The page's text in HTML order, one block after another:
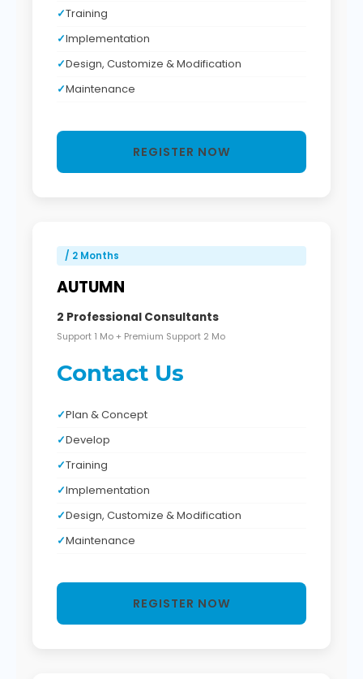
Training
Implementation
Design, Customize & Modification
Maintenance
REGISTER NOW
/ 2 Months
AUTUMN
2 Professional Consultants
Support 1 Mo + Premium Support 2 Mo
Contact Us
Plan & Concept
Develop
Training
Implementation
Design, Customize & Modification
Maintenance
REGISTER NOW